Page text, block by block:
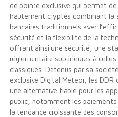
de pointe exclusive qui permet
hautement cryptés combinant la
bancaires traditionnels avec
sécurité et la flexibilité de la
offrant ainsi une sécurité, une
réglementaire supérieures à
classiques. Détenus par sa
exclusive Digital Meteor, les DDR
une alternative fiable pour les
public, notamment les
la tendance croissante des